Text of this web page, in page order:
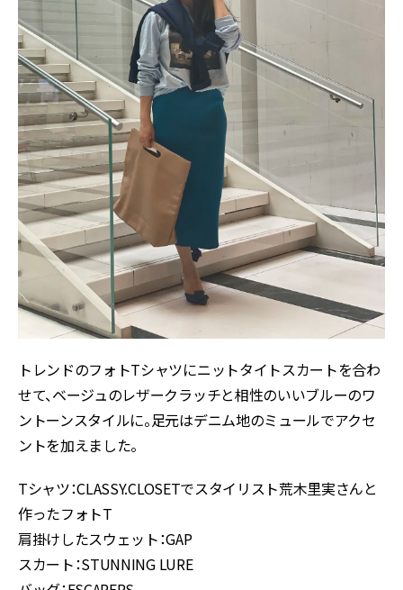
トレンドのフォトTシャツにニットタイトスカートを合わ
せて、ベージュのレザークラッチと相性のいいブルーのワ
ントーンスタイルに。足元はデニム地のミュールでアクセ
ントを加えました。
Tシャツ：CLASSY.CLOSETでスタイリスト荒木里実さんと
作ったフォトT
肩掛けしたスウェット：GAP
スカート：STUNNING LURE